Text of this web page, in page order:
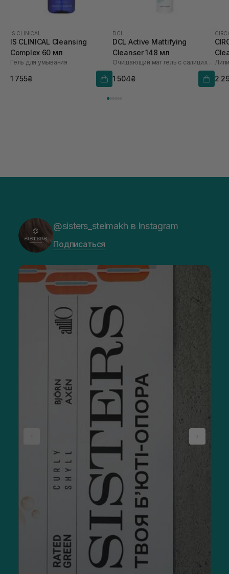
IS CLINICAL
IS CLINICAL Cleansing
Complex 60 мл
Гель для умывания
1 755₴
DCL
DCL Active Mattifying
Cleanser 148 мл
Очищающий мат гель с салициловой кислотой 2%
1 504₴ 2
@sisters_stelmakh в Instagram
Подписаться